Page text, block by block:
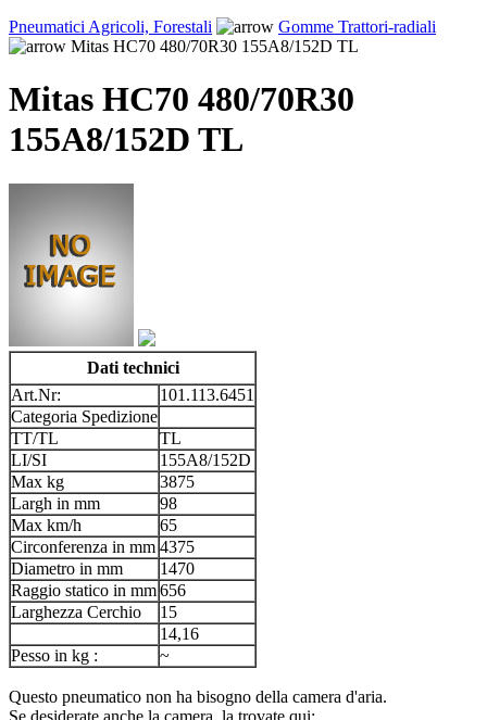
Pneumatici Agricoli, Forestali
Gomme Trattori-radiali
Mitas HC70 480/70R30 155A8/152D TL
Mitas HC70 480/70R30
155A8/152D TL
Dati technici
Art.Nr:
101.113.6451
Categoria Spedizione
TT/TL
TL
LI/SI
155A8/152D
Max kg
3875
Largh in mm
98
Max km/h
65
Circonferenza in mm 4375
Diametro in mm
1470
Raggio statico in mm656
Larghezza Cerchio
15
14,16
Pesso in kg :
~
Questo pneumatico non ha bisogno della camera d'aria.
Se desiderate anche la camera, la trovate qui: